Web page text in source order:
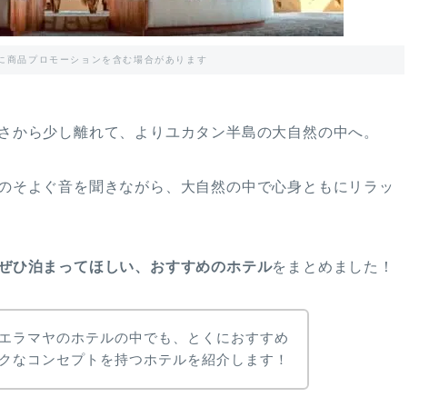
商品プロモーションを含む場合があります
から少し離れて、よりユカタン半島の大自然の中へ。
そよぐ音を聞きながら、大自然の中で心身ともにリラッ
ひ泊まってほしい、おすすめのホテルをまとめました！
ラマヤのホテルの中でも、とくにおすすめ
なコンセプトを持つホテルを紹介します！